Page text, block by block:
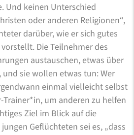
Und keinen Unterschied
oder anderen Religionen“,
darüber, wie er sich gutes
Die Teilnehmer des
austauschen, etwas über
sie wollen etwas tun: Wer
einmal vielleicht selbst
Trainer*in, um anderen zu helfen
Ziel im Blick auf die
Geflüchteten sei es, „dass